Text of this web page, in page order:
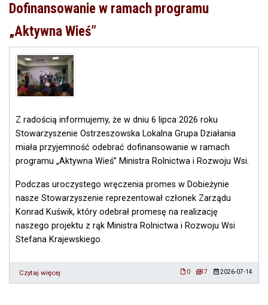
zakresie
kryteriów
w
ramach
naboru
„Utworzenie
modernizacja,
wyposażenie
małej
infrastruktury
realizowana
Jednostki
Samorządu
Terytorialnego”
Dofinansowanie w ramach programu
„Aktywna Wieś”
Z radością informujemy, że w dniu 6 lipca 2026 roku
Stowarzyszenie Ostrzeszowska Lokalna Grupa Działania
miała przyjemność odebrać dofinansowanie w ramach
programu „Aktywna Wieś” Ministra Rolnictwa i Rozwoju Wsi.
Podczas uroczystego wręczenia promes w Dobieżynie
nasze Stowarzyszenie reprezentował członek Zarządu
Konrad Kuświk, który odebrał promesę na realizację
naszego projektu z rąk Ministra Rolnictwa i Rozwoju Wsi
Stefana Krajewskiego.
Czytaj więcej
Dofinansowanie
0 7 2026-07-14